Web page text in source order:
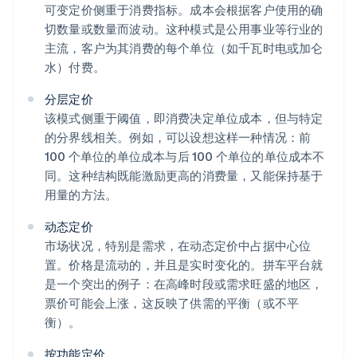
可变定价侧重于消费指标。成本会根据客户使用的确
切数量或数量而波动。这种模式是公用事业等行业的
主流，客户为其消费的每个单位（如千瓦时电或加仑
水）付费。
分层定价
该模式侧重于阈值，即消费决定单位成本，但与特定
的分界线相关。例如，可以设想这样一种情况：前
100 个单位的单位成本与后 100 个单位的单位成本不
同。这种结构既能激励更高的消费量，又能保持基于
用量的方法。
动态定价
市场状况，特别是需求，在动态定价中占据中心位
置。价格是流动的，并且是实时变化的。拼车平台就
是一个突出的例子：在高峰时段或需求旺盛的地区，
票价可能会上涨，这反映了供需的平衡（或不平
衡）。